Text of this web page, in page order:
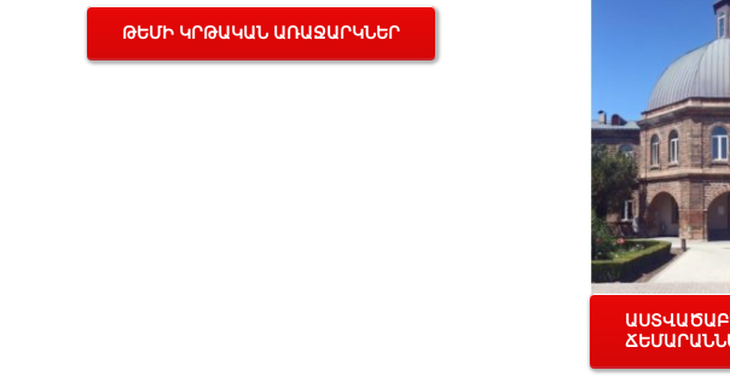
ԹԵՄԻ ԿՐԹԱԿԱՆ ԱՌԱՋԱՐԿՆԵՐ